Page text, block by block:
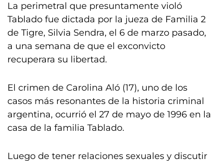
La perimetral que presuntamente violó
Tablado fue dictada por la jueza de Familia 2
de Tigre, Silvia Sendra, el 6 de marzo pasado,
a una semana de que el exconvicto
recuperara su libertad.
El crimen de Carolina Aló (17), uno de los
casos más resonantes de la historia criminal
argentina, ocurrió el 27 de mayo de 1996 en la
casa de la familia Tablado.
Luego de tener relaciones sexuales y discutir